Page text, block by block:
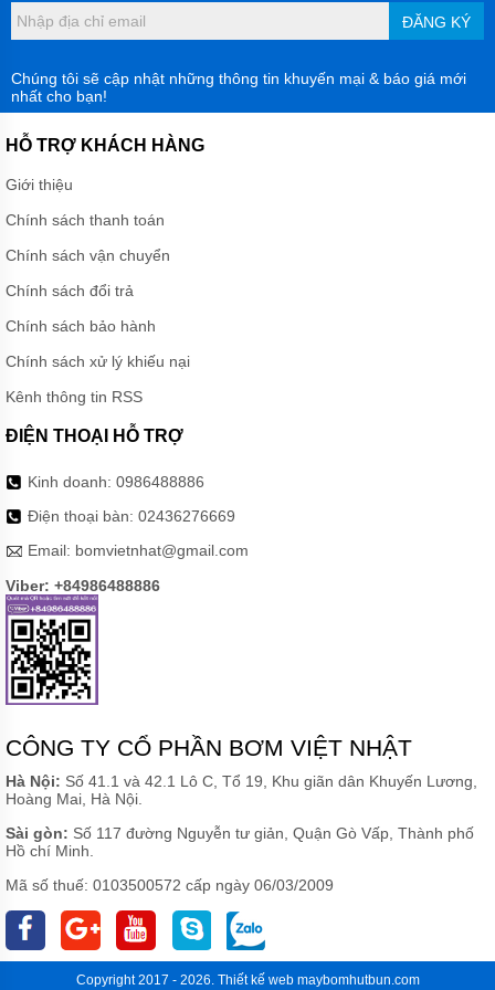
MUYUAN
SERI MD
MÁY
BƠM
NẠO
MUYUAN
HÚT
NGHIỆP
ZIDONG
BƠM
HÚT
BÙN
TRỤC
ZIDONG
SERI
ZP(R)
MÁY
CHÌM
HÚT
BÙN
CÁT
TRỤC
ĐỨNG
ZIDONG
SERI
BƠM
HÚT
BỌT
TRỤC
ĐỨNG
ZIDONG
SERI ZF
MÁY
ĐĂNG KÝ
Chúng tôi sẽ cập nhật những thông tin khuyến mại & báo giá mới
nhất cho bạn!
HỖ TRỢ KHÁCH HÀNG
Giới thiệu
Chính sách thanh toán
Chính sách vận chuyển
Chính sách đổi trả
Chính sách bảo hành
Chính sách xử lý khiếu nại
Kênh thông tin RSS
ĐIỆN THOẠI HỖ TRỢ
Kinh doanh: 0986488886
Điện thoại bàn: 02436276669
Email: bomvietnhat@gmail.com
Viber: +84986488886
CÔNG TY CỔ PHẦN BƠM VIỆT NHẬT
Hà Nội: Số 41.1 và 42.1 Lô C, Tổ 19, Khu giãn dân Khuyến Lương,
Hoàng Mai, Hà Nội.
Sài gòn: Số 117 đường Nguyễn tư giản, Quận Gò Vấp, Thành phố
Hồ chí Minh.
Mã số thuế: 0103500572 cấp ngày 06/03/2009
Copyright 2017 - 2026. Thiết kế webmaybomhutbun.com